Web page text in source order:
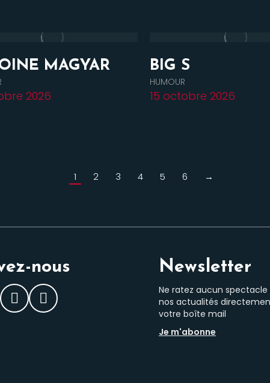
MAGYAR
2026
BIG S
HUMOUR
15 octobre 2026
1 2 3 4 5 6 →
nous
InstagramLinkedIn
Newsletter
Ne ratez aucun
nos actualités
votre boîte mail
Je m'abonne